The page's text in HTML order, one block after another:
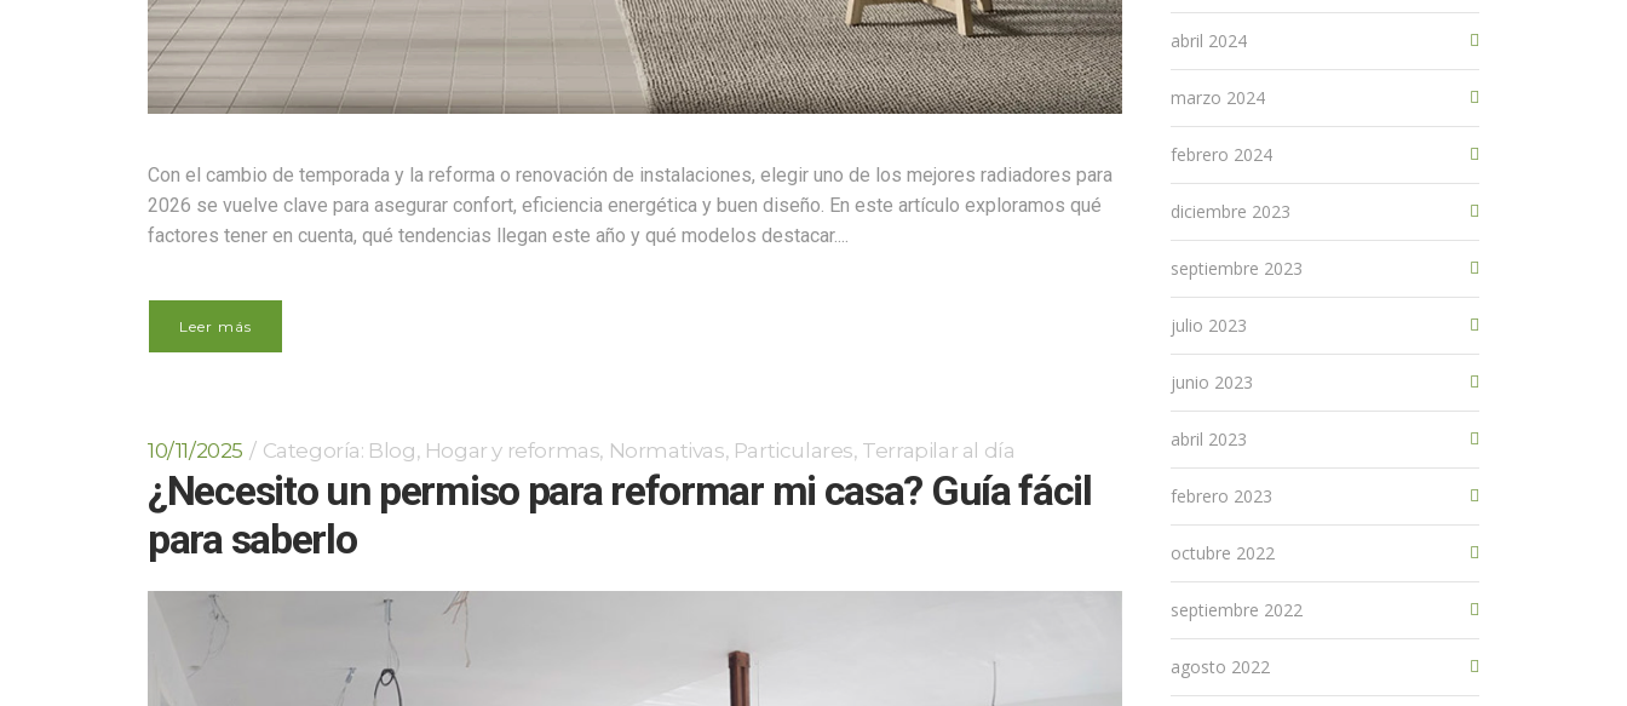
Con el cambio de temporada y la reforma o renovación de instalaciones, elegir uno de los mejores radiadores para
2026 se vuelve clave para asegurar confort, eficiencia energética y buen diseño. En este artículo exploramos qué
factores tener en cuenta, qué tendencias llegan este año y qué modelos destacar....
Leer más
10/11/2025 Categoría: Blog, Hogar y reformas, Normativas, Particulares, Terrapilar al día
¿Necesito un permiso para reformar mi casa? Guía fácil
para saberlo
abril 2024
marzo 2024
febrero 2024
diciembre 2023
septiembre 2023
julio 2023
junio 2023
abril 2023
febrero 2023
octubre 2022
septiembre 2022
agosto 2022